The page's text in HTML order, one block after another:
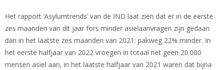
Het rapport ‘Asylumtrends’ van de IND laat zien dat er in de eerste
zes maanden van dit jaar fors minder asielaanvragen zijn gedaan
dan in het laatste zes maanden van 2021: pakweg 22% minder. In
het eerste halfjaar van 2022 vroegen in totaal net geen 20.000
mensen asiel aan, in het laatste halfjaar van 2021 waren dat bijna